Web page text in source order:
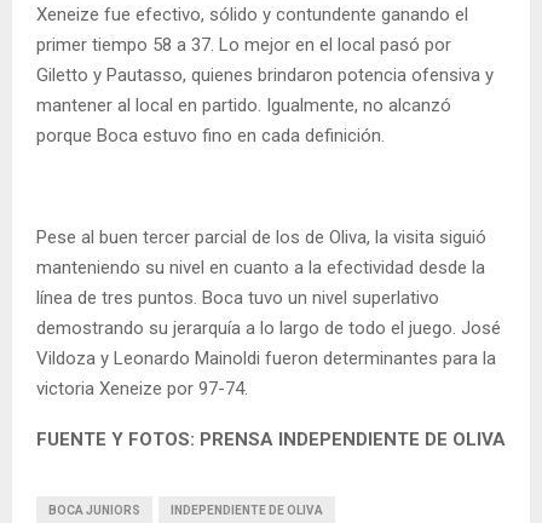
Xeneize fue efectivo, sólido y contundente ganando el
primer tiempo 58 a 37. Lo mejor en el local pasó por
Giletto y Pautasso, quienes brindaron potencia ofensiva y
mantener al local en partido. Igualmente, no alcanzó
porque Boca estuvo fino en cada definición.
Pese al buen tercer parcial de los de Oliva, la visita siguió
manteniendo su nivel en cuanto a la efectividad desde la
línea de tres puntos. Boca tuvo un nivel superlativo
demostrando su jerarquía a lo largo de todo el juego. José
Vildoza y Leonardo Mainoldi fueron determinantes para la
victoria Xeneize por 97-74.
FUENTE Y FOTOS: PRENSA INDEPENDIENTE DE OLIVA
BOCA JUNIORS INDEPENDIENTE DE OLIVA